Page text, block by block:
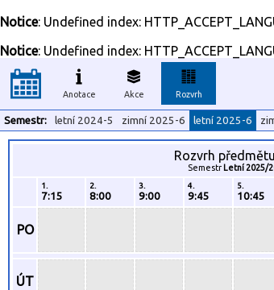
Notice: Undefined index:
Notice: Undefined index:
Anotace Akce Rozvrh
Semestr: letní 2024-5 zimní 2025-6 letní 2025-6
Rozvrh předmětu
Semestr Letní 2025/
1.
7:15
2.
8:00
3.
9:00
4.
9:45
5.
10:45
PO
ÚT